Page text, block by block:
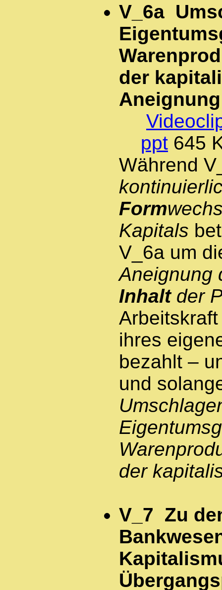
V_6a
der
Aneignung
ppt 645
Während
Form
Kapitals
V_6a um
Aneignung
Inhaltder
ihres
bezahlt –
und
der
V_7 Zu